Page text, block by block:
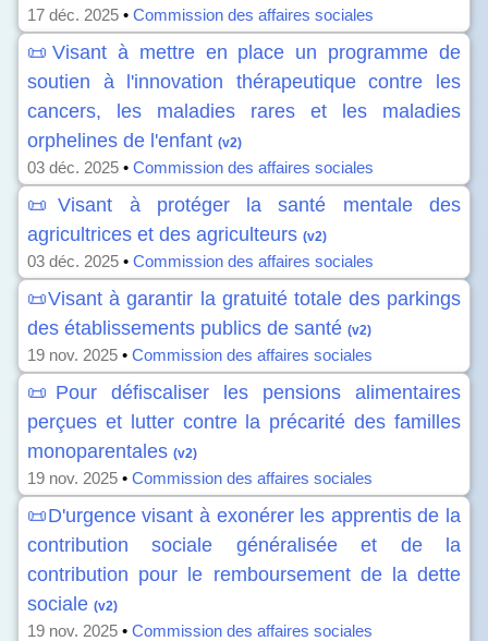
17 déc. 2025 • Commission des affaires sociales
📜Visant à mettre en place un programme de
soutien à l'innovation thérapeutique contre les
cancers, les maladies rares et les maladies
orphelines de l'enfant (v2)
03 déc. 2025 • Commission des affaires sociales
📜Visant à protéger la santé mentale des
agricultrices et des agriculteurs (v2)
03 déc. 2025 • Commission des affaires sociales
📜Visant à garantir la gratuité totale des parkings
des établissements publics de santé (v2)
19 nov. 2025 • Commission des affaires sociales
📜Pour défiscaliser les pensions alimentaires
perçues et lutter contre la précarité des familles
monoparentales (v2)
19 nov. 2025 • Commission des affaires sociales
📜D'urgence visant à exonérer les apprentis de la
contribution sociale généralisée et de la
contribution pour le remboursement de la dette
sociale (v2)
19 nov. 2025 • Commission des affaires sociales